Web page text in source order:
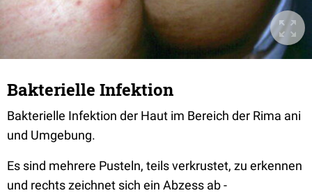
Bakterielle Infektion
Bakterielle Infektion der Haut im Bereich der Rima ani
und Umgebung.
Es sind mehrere Pusteln, teils verkrustet, zu erkennen
und rechts zeichnet sich ein Abzess ab -